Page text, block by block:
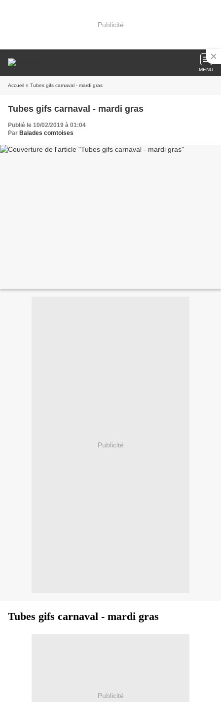
Publicité
MENU
Accueil » Tubes gifs carnaval - mardi gras
Tubes gifs carnaval - mardi gras
Publié le 10/02/2019 à 01:04
Par Balades comtoises
Publicité
Tubes gifs carnaval - mardi gras
Publicité